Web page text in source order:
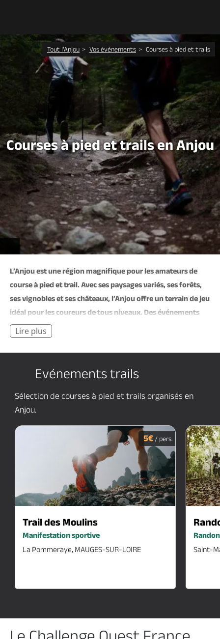
À voir, à faire
Agenda
Dormir, manger
Séjours, cadeaux
Billetterie en ligne
Tout l’Anjou Vos événements Courses à pied et trails
Courses à pied et trails en Anjou
L’Anjou est une région magnifique pour les amateurs de
course à pied et trail. Avec ses paysages variés, ses forêts,
ses vignobles et ses châteaux, l’Anjou offre un terrain de jeu
idéal pour les coureurs de tous niveaux. Des événements
trails sont organisés tout au long de l’année, comme
ANJOU'R & NUIT au coeur du vignoble angevin en octobre.
Découvrez également Saumur,station de trail .
Lire plus
Evénements trails
Sélection de courses à pied et trails organisés en
Anjou.
5€ / pers.
Trail des Moulins
Manifestation sportive
La Pommeraye, MAUGES-SUR-LOIRE
Saint-